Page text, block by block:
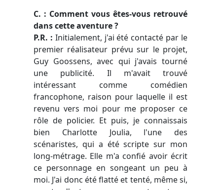
C. : Comment vous êtes-vous retrouvé
dans cette aventure ?
P.R. : Initialement, j'ai été contacté par le
premier réalisateur prévu sur le projet,
Guy Goossens, avec qui j'avais tourné
une publicité. Il m'avait trouvé
intéressant comme comédien
francophone, raison pour laquelle il est
revenu vers moi pour me proposer ce
rôle de policier. Et puis, je connaissais
bien Charlotte Joulia, l'une des
scénaristes, qui a été scripte sur mon
long-métrage. Elle m'a confié avoir écrit
ce personnage en songeant un peu à
moi. J'ai donc été flatté et tenté, même si,